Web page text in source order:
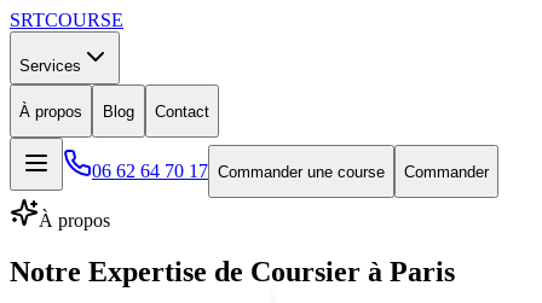
SRTCOURSE
Services
À propos Blog Contact
06 62 64 70 17 Commander une course Commander
À propos
Notre Expertise de Coursier à Paris